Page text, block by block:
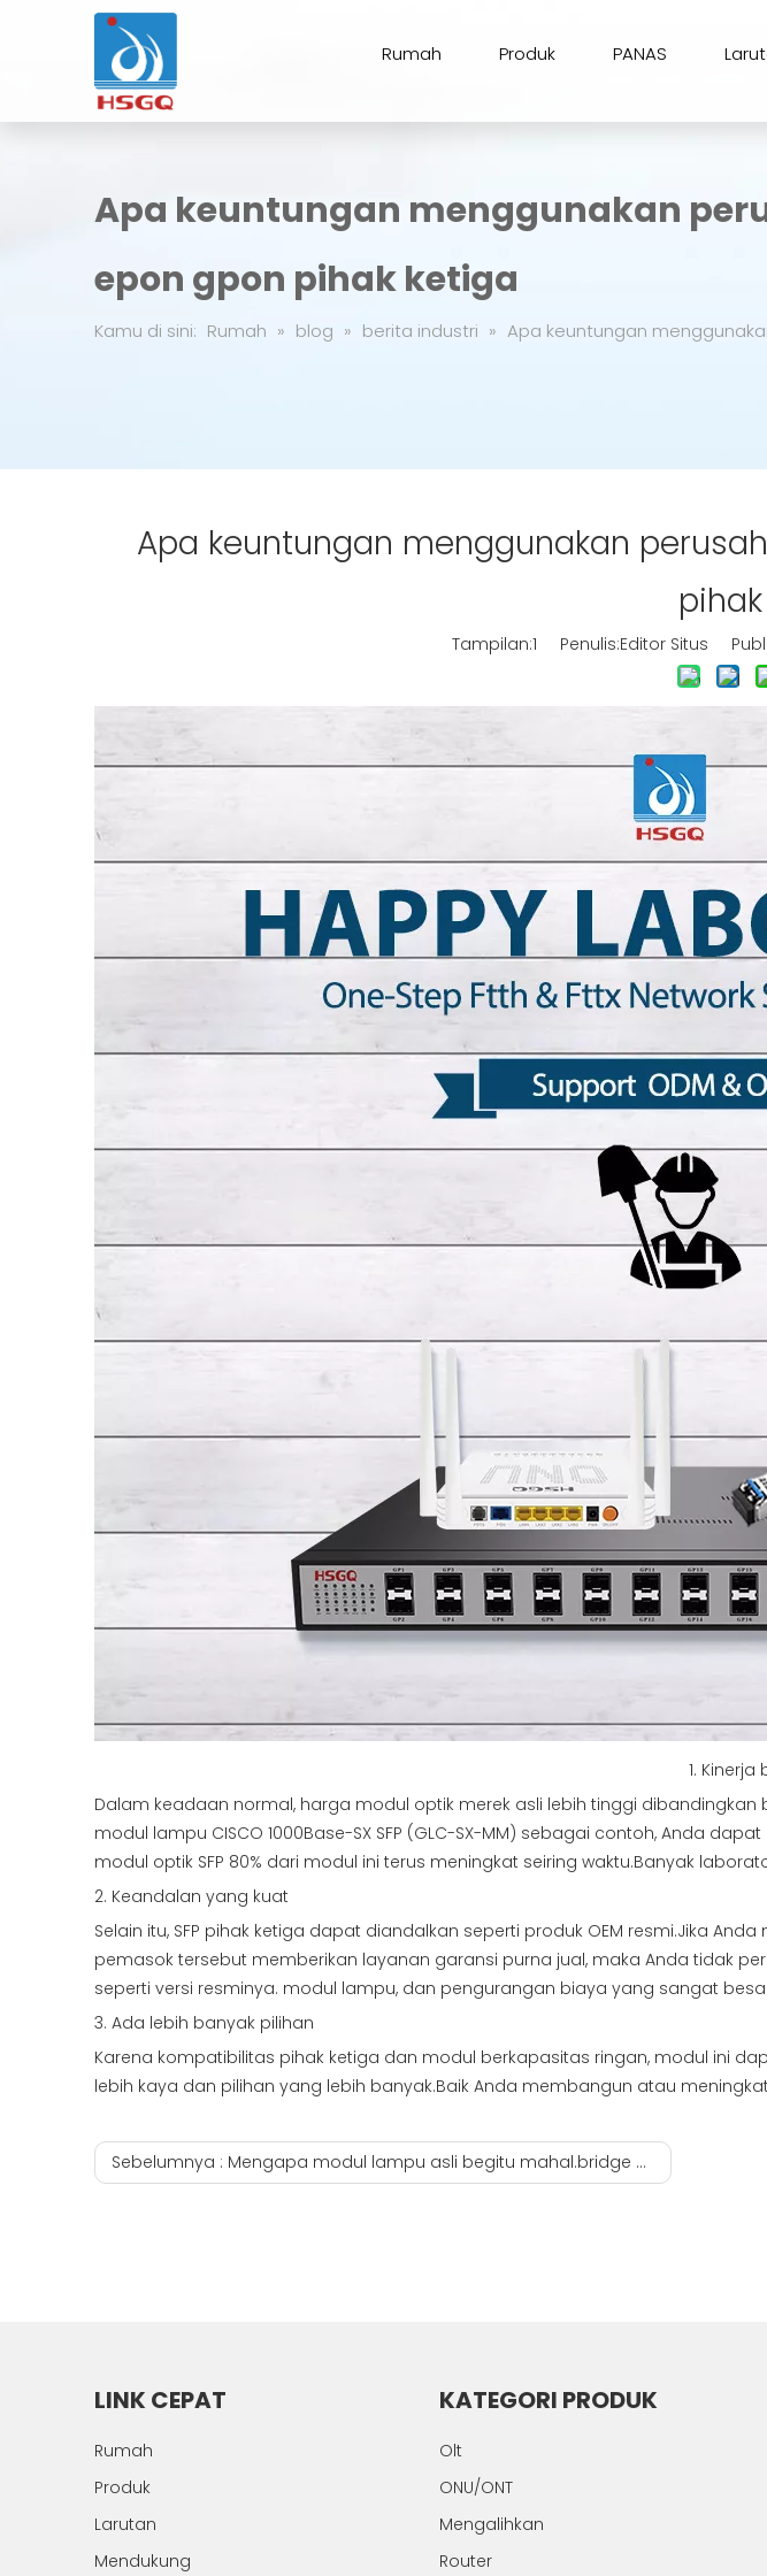
Rumah Produk PANAS
Apa keuntungan menggunakan
epon gpon pihak ketiga
Kamu di sini: Rumah » blog » berita industri » Apa keuntungan
Apa keuntungan menggunakan
Tampilan:1 Penulis:Editor Situs
1.
Dalam keadaan normal, harga modul optik merek asli lebih tinggi
modul lampu CISCO 1000Base-SX SFP (GLC-SX-MM) sebagai contoh, Anda
modul optik SFP 80% dari modul ini terus meningkat seiring waktu.Banyak
2. Keandalan yang kuat
Selain itu, SFP pihak ketiga dapat diandalkan seperti produk OEM resmi.Jika
pemasok tersebut memberikan layanan garansi purna jual, maka Anda tidak
seperti versi resminya. modul lampu, dan pengurangan biaya yang sangat
3. Ada lebih banyak pilihan
Karena kompatibilitas pihak ketiga dan modul berkapasitas ringan, modul ini
lebih kaya dan pilihan yang lebih banyak.Baik Anda membangun atau
Sebelumnya : Mengapa modul lampu asli begitu mahal.bridge hgu onu Vendor
LINK CEPAT
Rumah
Produk
Larutan
Mendukung
KATEGORI PRODUK
Olt
ONU/ONT
Mengalihkan
Router